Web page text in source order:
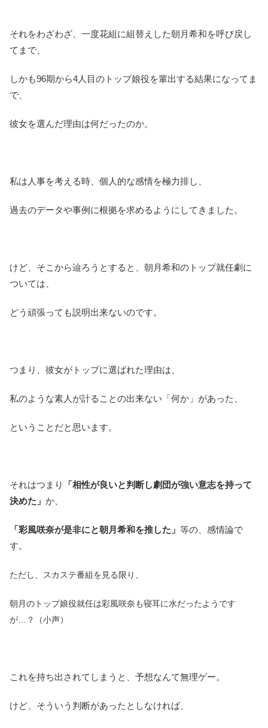
それをわざわざ、一度花組に組替えした朝月希和を呼び戻し
てまで、
しかも96期から4人目のトップ娘役を輩出する結果になってま
で、
彼女を選んだ理由は何だったのか。
私は人事を考える時、個人的な感情を極力排し、
過去のデータや事例に根拠を求めるようにしてきました。
けど、そこから辿ろうとすると、朝月希和のトップ就任劇に
ついては、
どう頑張っても説明出来ないのです。
つまり、彼女がトップに選ばれた理由は、
私のような素人が計ることの出来ない「何か」があった、
ということだと思います。
それはつまり
「相性が良いと判断し劇団が強い意志を持って
決めた」 か、
「彩風咲奈が是非にと朝月希和を推した」 等の、感情論で
す。
ただし、スカステ番組を見る限り、
朝月のトップ娘役就任は彩風咲奈も寝耳に水だったようです
が…？（小声）
これを持ち出されてしまうと、予想なんて無理ゲー。
けど、そういう判断があったとしなければ、